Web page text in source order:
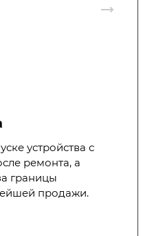
устройства с
ремонта, а
границы
продажи.